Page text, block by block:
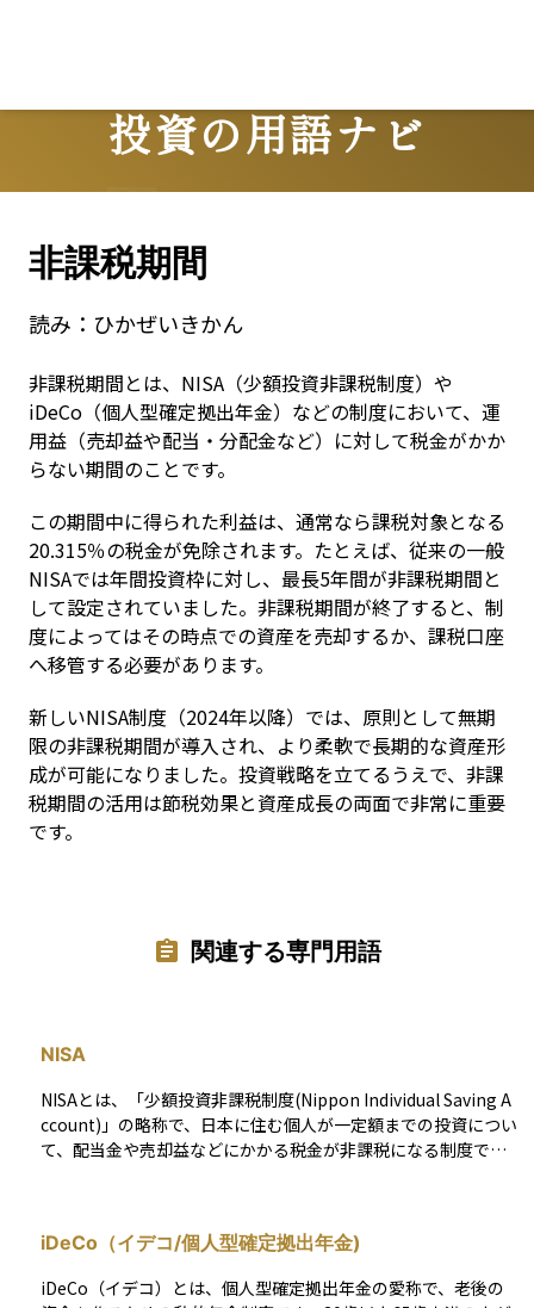
投資の用語ナビ
Terms
非課税期間
読み： ひかぜいきかん
非課税期間とは、NISA（少額投資非課税制度）や
iDeCo（個人型確定拠出年金）などの制度において、運
用益（売却益や配当・分配金など）に対して税金がかか
らない期間のことです。
この期間中に得られた利益は、通常なら課税対象となる
20.315％の税金が免除されます。たとえば、従来の一般
NISAでは年間投資枠に対し、最長5年間が非課税期間と
して設定されていました。非課税期間が終了すると、制
度によってはその時点での資産を売却するか、課税口座
へ移管する必要があります。
新しいNISA制度（2024年以降）では、原則として無期
限の非課税期間が導入され、より柔軟で長期的な資産形
成が可能になりました。投資戦略を立てるうえで、非課
税期間の活用は節税効果と資産成長の両面で非常に重要
です。
関連する専門用語
NISA
NISAとは、「少額投資非課税制度(Nippon Individual Saving A
ccount)」の略称で、日本に住む個人が一定額までの投資につい
て、配当金や売却益などにかかる税金が非課税になる制度で
SA制度が始まり、「つみたて投資枠」と「成長投資枠」の2つ
を併用できる仕組みとなり、非課税期間も無期限化されまし
た。年間の投資枠や口座の開設先は決められており、原則とし
iDeCo（イデコ/個人型確定拠出年金)
iDeCo（イデコ）とは、個人型確定拠出年金の愛称で、老後の